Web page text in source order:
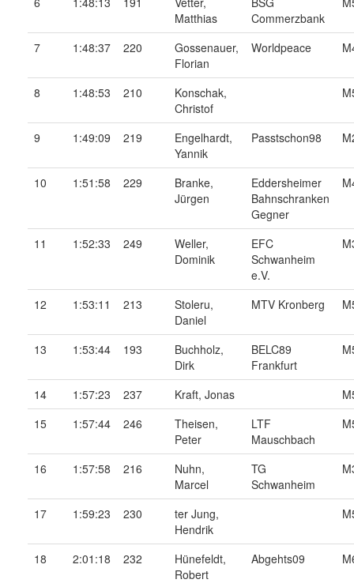
Matthias
Commerzbank
7 1:48:37 220
Gossenauer,
Florian
Worldpeace
8 1:48:53 210
Konschak,
Christof
9 1:49:09 219
Engelhardt,
Yannik
Passtschon98
10 1:51:58 229
Branke,
Jürgen
Eddersheimer
Bahnschranken
Gegner
11 1:52:33 249
Weller,
Dominik
EFC
Schwanheim
e.V.
12 1:53:11 213
Stoleru,
Daniel
MTV Kronberg
13 1:53:44 193
Buchholz,
Dirk
BELC89
Frankfurt
14 1:57:23 237 Kraft, Jonas
15
1:57:44 246
Theisen,
Peter
LTF
Mauschbach
16 1:57:58 216
Nuhn,
Marcel
TG
Schwanheim
17 1:59:23 230
ter Jung,
Hendrik
18 2:01:18 232
Hünefeldt,
Robert
Abgehts09